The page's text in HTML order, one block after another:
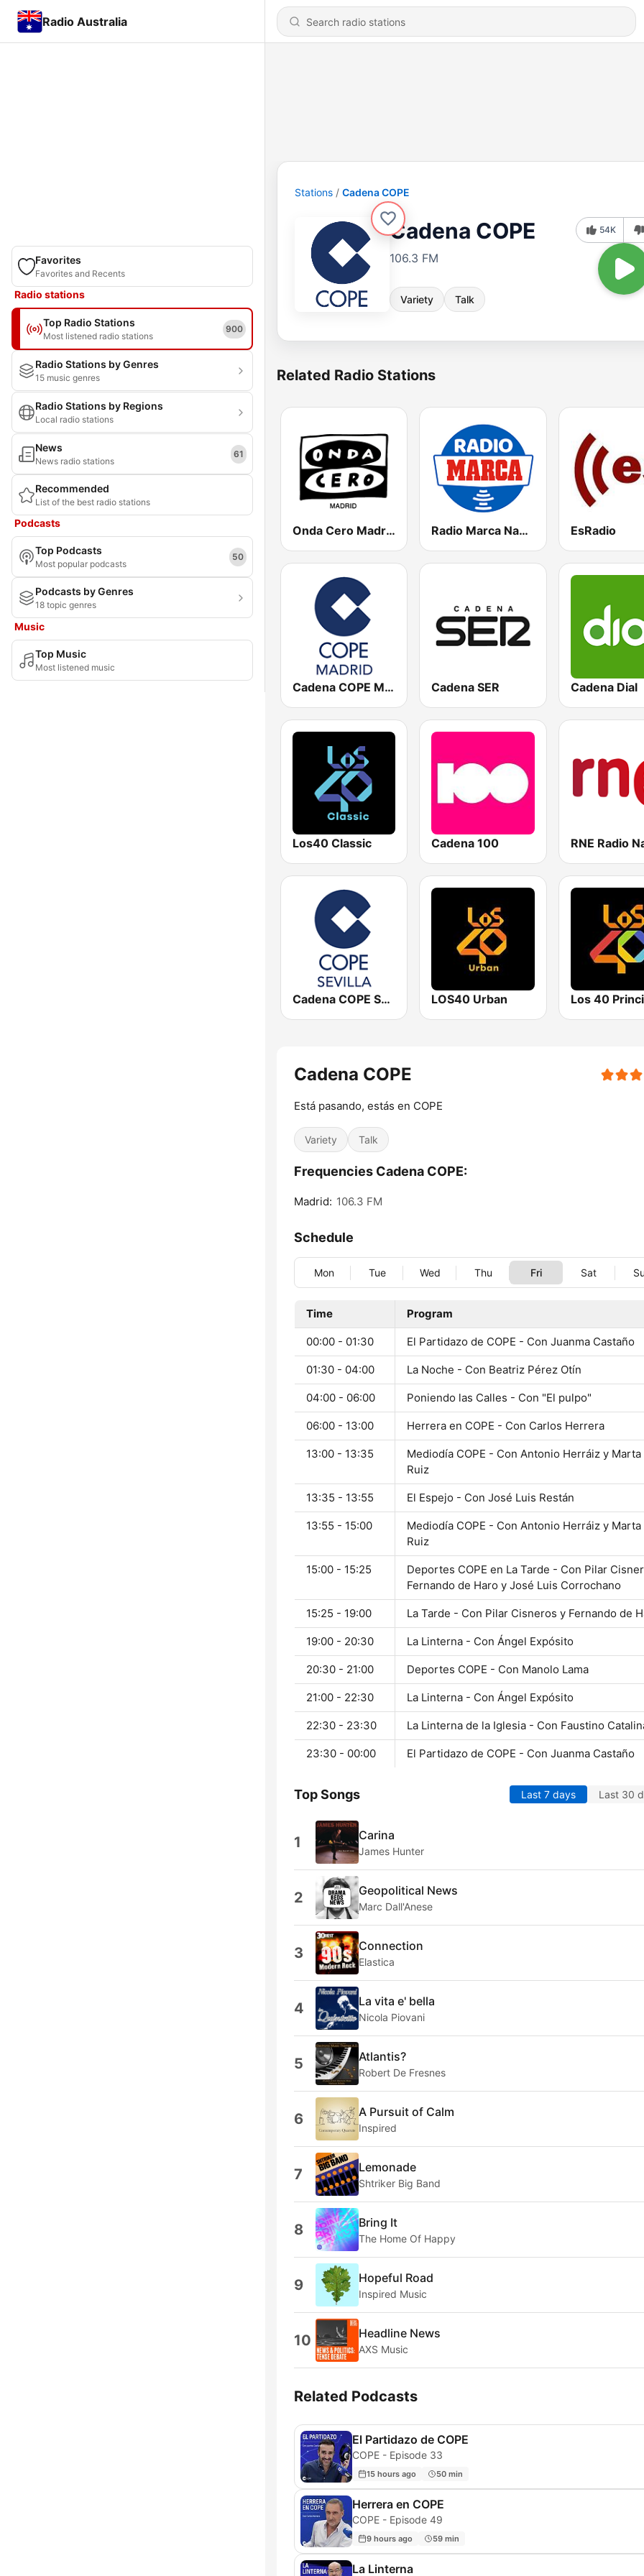
Radio Australia
Favorites
Favorites and Recents
Radio stations
Top Radio Stations
Most listened radio stations
900
Radio Stations by Genres
15 music genres
Radio Stations by Regions
Local radio stations
News
News radio stations
61
Recommended
List of the best radio stations
Podcasts
Top Podcasts
Most popular podcasts
50
Podcasts by Genres
18 topic genres
Music
Top Music
Most listened music
Stations Cadena COPE
Cadena COPE
106.3 FM
Variety Talk
54K
Related Radio Stations
Onda Cero Madrid Radio Marca Nacional EsRadio
Cadena COPE Madrid Cadena SER Cadena Dial
Los40 Classic Cadena 100
Cadena COPE Sevilla LOS40 Urban
Cadena COPE
Está pasando, estás en COPE
Variety Talk
Frequencies Cadena COPE:
Madrid: 106.3 FM
Schedule
Mon Tue Wed Thu Fri Sat
Time Program
00:00 - 01:30 El Partidazo de COPE - Con Juanma Castaño
01:30 - 04:00 La Noche - Con Beatriz Pérez Otín
04:00 - 06:00 Poniendo las Calles - Con "El pulpo"
06:00 - 13:00 Herrera en COPE - Con Carlos Herrera
13:00 - 13:35
Mediodía COPE - Con Antonio Herráiz y Marta
Ruiz
13:35 - 13:55 El Espejo - Con José Luis Restán
13:55 - 15:00
Mediodía COPE - Con Antonio Herráiz y Marta
Ruiz
15:00 - 15:25
Deportes COPE en La Tarde - Con Pilar
Fernando de Haro y José Luis Corrochano
15:25 - 19:00 La Tarde - Con Pilar Cisneros y Fernando de
19:00 - 20:30 La Linterna - Con Ángel Expósito
20:30 - 21:00 Deportes COPE - Con Manolo Lama
21:00 - 22:30 La Linterna - Con Ángel Expósito
22:30 - 23:30 La Linterna de la Iglesia - Con Faustino
23:30 - 00:00 El Partidazo de COPE - Con Juanma Castaño
Top Songs Last 7 days Last 30
1 Carina
James Hunter
2 Geopolitical News
Marc Dall'Anese
3 Connection
Elastica
4 La vita e' bella
Nicola Piovani
5 Atlantis?
Robert De Fresnes
6 A Pursuit of Calm
Inspired
7 Lemonade
Shtriker Big Band
8 Bring It
The Home Of Happy
9 Hopeful Road
Inspired Music
10 Headline News
AXS Music
Related Podcasts
El Partidazo de COPE
COPE - Episode 33
15 hours ago 50 min
Herrera en COPE
COPE - Episode 49
9 hours ago 59 min
La Linterna